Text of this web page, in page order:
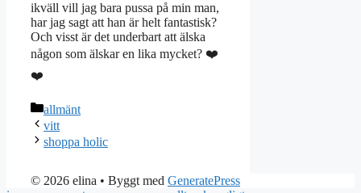
ikväll vill jag bara pussa på min man,
har jag sagt att han är helt fantastisk?
Och visst är det underbart att älska
någon som älskar en lika mycket? ❤️
❤️
Kategorier
allmänt
vitt
shoppa holic
© 2026 elina • Byggt med GeneratePress